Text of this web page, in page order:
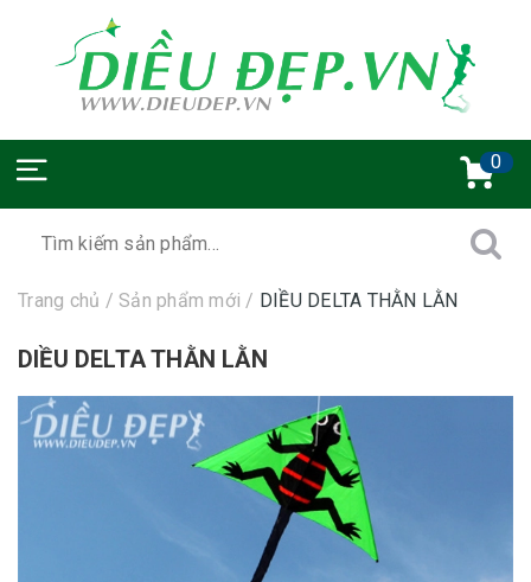
0
Trang chủ / Sản phẩm mới / DIỀU DELTA THẰN LẰN
DIỀU DELTA THẰN LẰN